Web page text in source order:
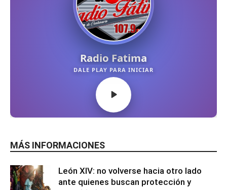
MÁS INFORMACIONES
León XIV: no volverse hacia otro lado
ante quienes buscan protección y